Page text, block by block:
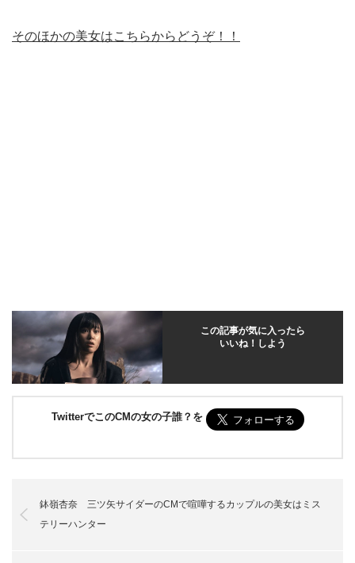
そのほかの美女はこちらからどうぞ！！
この記事が気に入ったら
いいね！しよう
TwitterでこのCMの女の子誰？を
鉢嶺杏奈 三ツ矢サイダーのCMで喧嘩するカップルの美女はミス
テリーハンター